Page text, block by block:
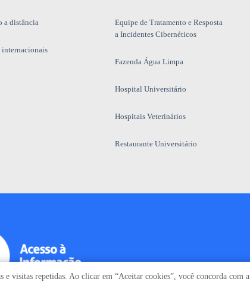
a distância
internacionais
Equipe de Tratamento e Resposta
a Incidentes Cibernéticos
Fazenda Água Limpa
Hospital Universitário
Hospitais Veterinários
Restaurante Universitário
e visitas repetidas. Ao clicar em “Aceitar cookies”, você concorda com a